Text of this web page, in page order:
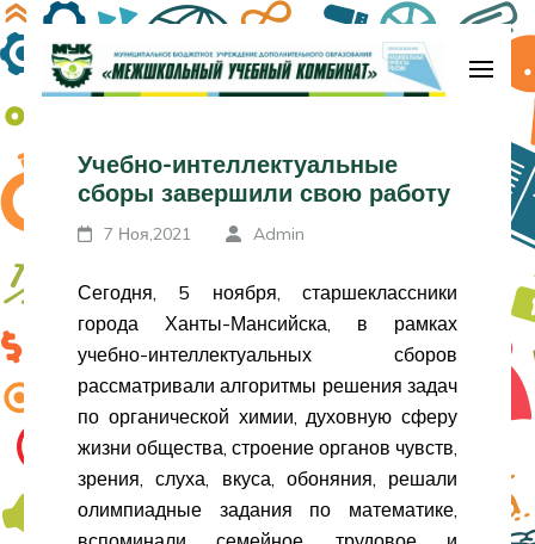
Перейти
к
содержимому
Enter)комбинат»
Учебно-интеллектуальные
сборы завершили свою работу
7 Ноя,2021 Admin
Сегодня, 5 ноября, старшеклассники
города Ханты-Мансийска, в рамках
учебно-интеллектуальных сборов
рассматривали алгоритмы решения задач
по органической химии, духовную сферу
жизни общества, строение органов чувств,
зрения, слуха, вкуса, обоняния, решали
олимпиадные задания по математике,